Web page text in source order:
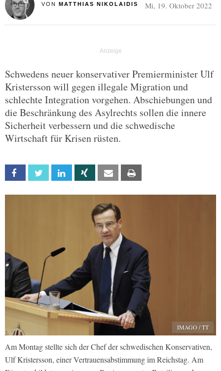
VON MATTHIAS NIKOLAIDIS Mi, 19. Oktober 2022
Schwedens neuer konservativer Premierminister Ulf
Kristersson will gegen illegale Migration und
schlechte Integration vorgehen. Abschiebungen und
die Beschränkung des Asylrechts sollen die innere
Sicherheit verbessern und die schwedische
Wirtschaft für Krisen rüsten.
Facebook Twitter Linkedin Xing Email
IMAGO / TT
Am Montag stellte sich der Chef der schwedischen Konservativen,
Ulf Kristersson, einer Vertrauensabstimmung im Reichstag. Am